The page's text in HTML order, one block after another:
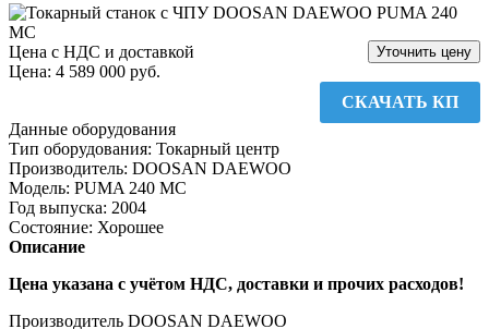
Цена с НДС и доставкой
Цена: 4 589 000 руб.
Уточнить цену
СКАЧАТЬ КП
Данные оборудования
Тип оборудования: Токарный центр
Производитель: DOOSAN DAEWOO
Модель: PUMA 240 MC
Год выпуска: 2004
Состояние: Хорошее
Описание
Цена указана с учётом НДС, доставки и прочих расходов!
Производитель DOOSAN DAEWOO